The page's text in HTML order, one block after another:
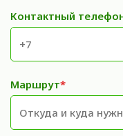
Контактный
Маршрут*